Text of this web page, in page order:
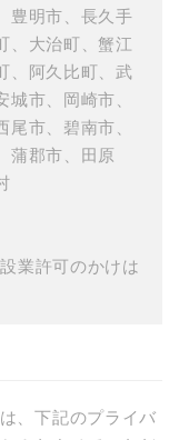
豊明市、長久手
、大治町、蟹江
、阿久比町、武
市、岡崎市、
市、碧南市、
蒲郡市、田原
許可のかけは
、下記のプライバ